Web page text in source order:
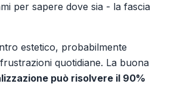
per sapere dove sia - la fascia
estetico, probabilmente
quotidiane. La buona
può risolvere il 90%